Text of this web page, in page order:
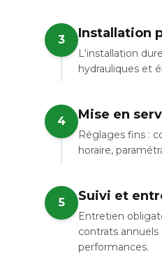
3 Installation
L'installation
hydrauliques et
4 Mise en
Réglages fins :
horaire,
5 Suivi et
Entretien
contrats
performances.